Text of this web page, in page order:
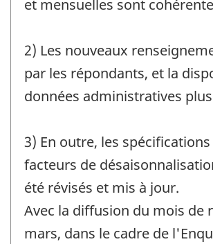
et mensuelles sont
2) Les nouveaux
par les répondants, et la
données administratives
3) En outre, les
facteurs de
été révisés et mis à jour.
Avec la diffusion du mois de
mars, dans le cadre de